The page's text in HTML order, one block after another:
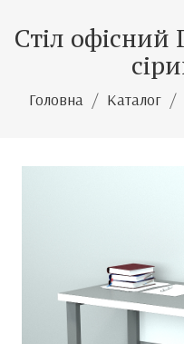
Стіл
Головна Каталог